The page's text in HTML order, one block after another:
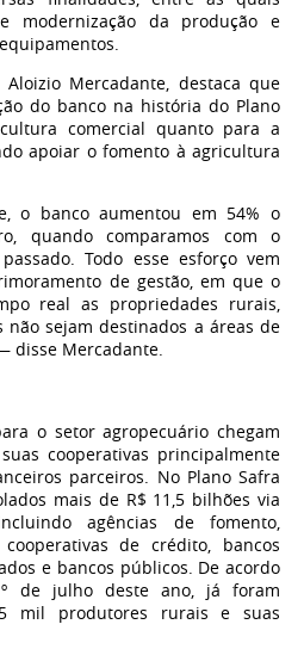
modernização da produção e
Mercadante, destaca que
do banco na história do Plano
comercial quanto para a
apoiar o fomento à agricultura
o banco aumentou em 54% o
quando comparamos com o
Todo esse esforço vem
de gestão, em que o
real as propriedades rurais,
sejam destinados a áreas de
disse Mercadante.
o setor agropecuário chegam
cooperativas principalmente
parceiros. No Plano Safra
mais de R$ 11,5 bilhões via
agências de fomento,
de crédito, bancos
e bancos públicos. De acordo
de julho deste ano, já foram
mil produtores rurais e suas